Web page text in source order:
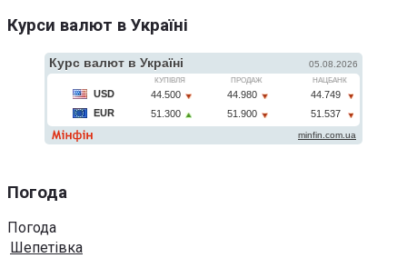
Курси валют в Україні
Погода
Погода
Шепетівка